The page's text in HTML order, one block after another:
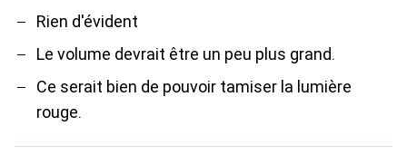
Rien d'évident
Le volume devrait être un peu plus grand.
Ce serait bien de pouvoir tamiser la lumière
rouge.